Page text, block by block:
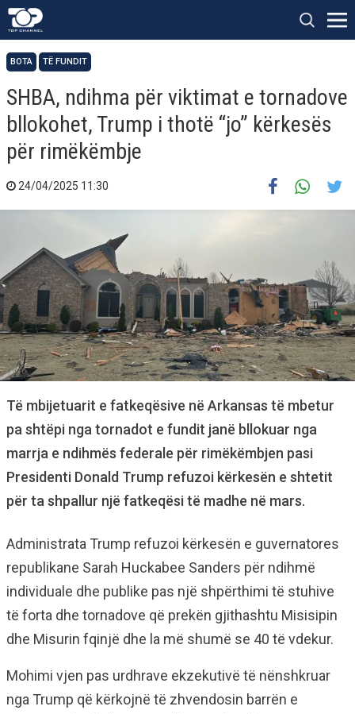
BOTA TË FUNDIT
SHBA, ndihma për viktimat e tornadove
bllokohet, Trump i thotë “jo” kërkesës
për rimëkëmbje
24/04/2025 11:30
Të mbijetuarit e fatkeqësive në Arkansas të mbetur
pa shtëpi nga tornadot e fundit janë bllokuar nga
marrja e ndihmës federale për rimëkëmbjen pasi
Presidenti Donald Trump refuzoi kërkesën e shtetit
për ta shpallur një fatkeqësi të madhe në mars.
Administrata Trump refuzoi kërkesën e guvernatores
republikane Sarah Huckabee Sanders për ndihmë
individuale dhe publike pas një shpërthimi të stuhive
të forta dhe tornadove që prekën gjithashtu Misisipin
dhe Misurin fqinjë dhe la më shumë se 40 të vdekur.
Mohimi vjen pas urdhrave ekzekutivë të nënshkruar
nga Trump që kërkojnë të zhvendosin barrën e